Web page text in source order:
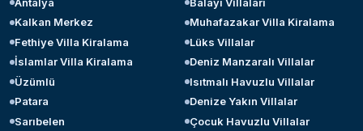
Kalkan Merkez
Fethiye Villa Kiralama
İslamlar Villa Kiralama
Üzümlü
Patara
Sarıbelen
Muhafazakar Villa Kiralama
Lüks Villalar
Deniz Manzaralı Villalar
Isıtmalı Havuzlu Villalar
Denize Yakın Villalar
Çocuk Havuzlu Villalar